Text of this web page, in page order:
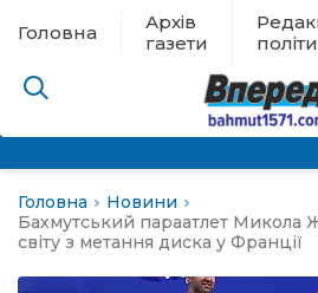
Головна
Архів
газети
евакуації
Головна
Новини
Бахмутський параатлет Микола
світу з метання диска у Франції